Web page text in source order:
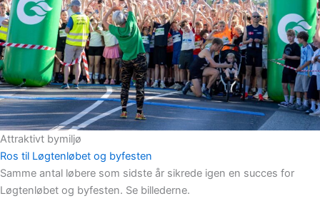
Attraktivt bymiljø
Ros til Løgtenløbet og byfesten
Samme antal løbere som sidste år sikrede igen en succes for
Løgtenløbet og byfesten. Se billederne.